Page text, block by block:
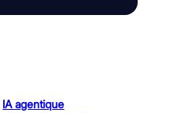
IA agentique